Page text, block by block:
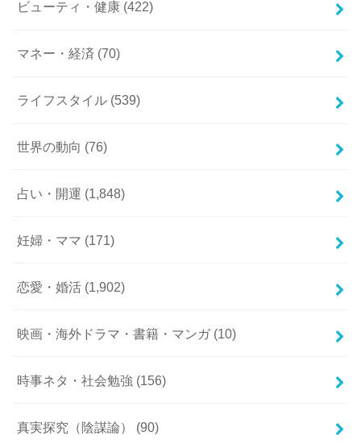
ビューティ・健康 (422)
マネー・経済 (70)
ライフスタイル (539)
世界の動向 (76)
占い・開運 (1,848)
妊婦・ママ (171)
恋愛・婚活 (1,902)
映画・海外ドラマ・書籍・マンガ (10)
時事ネタ・社会勉強 (156)
真実探究（陰謀論） (90)